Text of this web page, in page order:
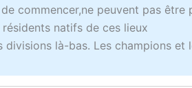
t
L
e
é
commencer,ne peuvent pas être
natifs de ces lieux
là-bas. Les champions et